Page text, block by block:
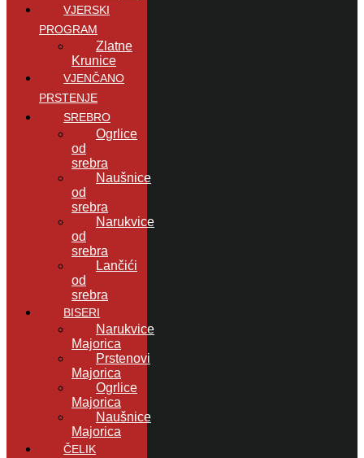
VJERSKI
PROGRAM
Zlatne
Krunice
VJENČANO
PRSTENJE
SREBRO
Ogrlice
od
srebra
Naušnice
od
srebra
Narukvice
od
srebra
Lančići
od
srebra
BISERI
Narukvice
Majorica
Prstenovi
Majorica
Ogrlice
Majorica
Naušnice
Majorica
ČELIK